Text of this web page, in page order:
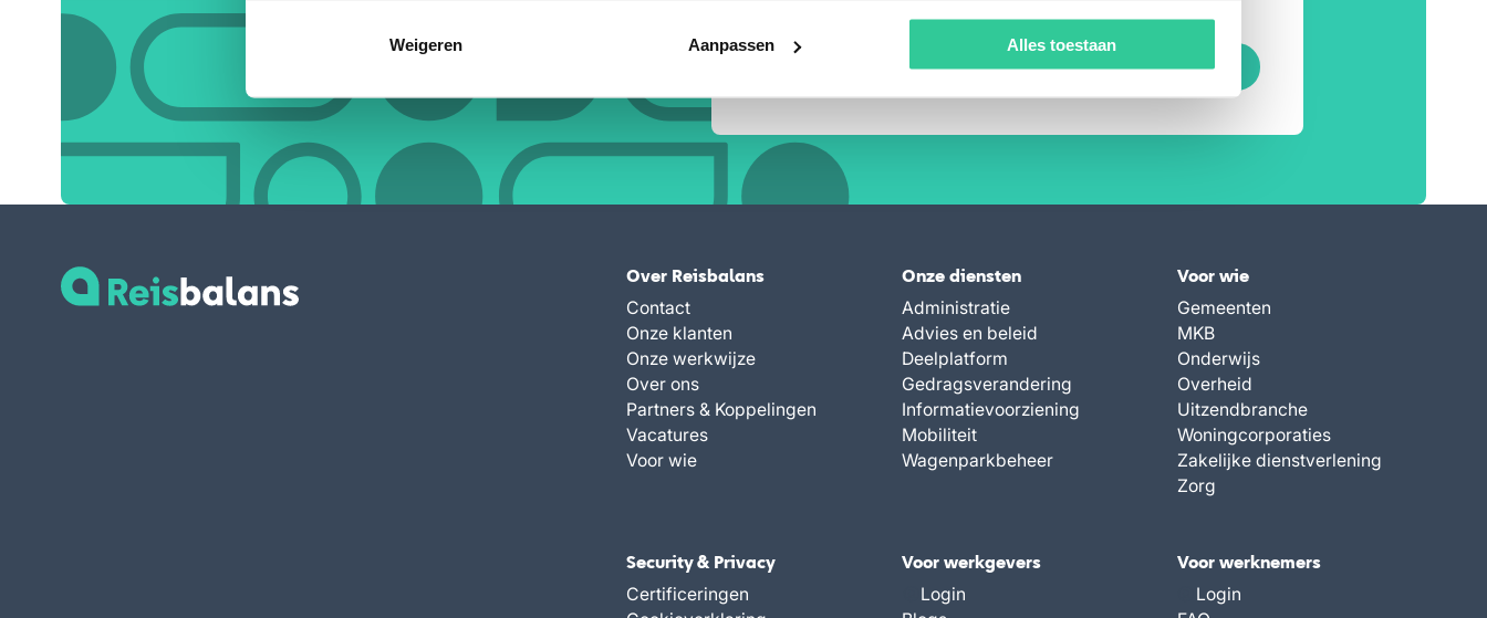
Weigeren Aanpassen Alles toestaan
Over Reisbalans
Contact
Onze klanten
Onze werkwijze
Over ons
Partners & Koppelingen
Vacatures
Voor wie
Onze diensten
Administratie
Advies en beleid
Deelplatform
Gedragsverandering
Informatievoorziening
Mobiliteit
Wagenparkbeheer
Voor wie
Gemeenten
MKB
Onderwijs
Overheid
Uitzendbranche
Woningcorporaties
Zakelijke dienstverlening
Zorg
Security & Privacy
Certificeringen
Voor werkgevers
Login
Voor werknemers
Login